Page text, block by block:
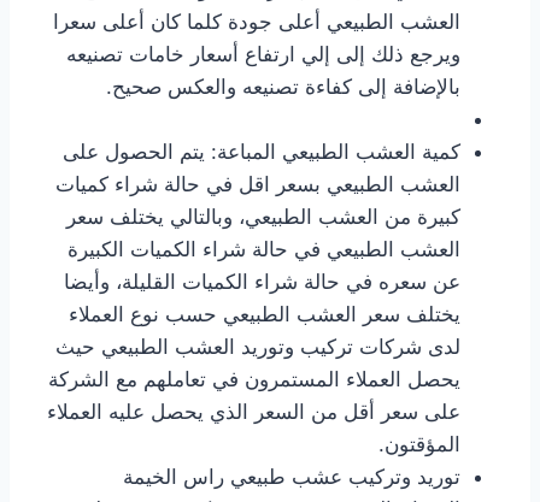
العشب الطبيعي أعلى جودة كلما كان أعلى سعرا
ويرجع ذلك إلى إلي ارتفاع أسعار خامات تصنيعه
بالإضافة إلى كفاءة تصنيعه والعكس صحيح.
كمية العشب الطبيعي المباعة: يتم الحصول على
العشب الطبيعي بسعر اقل في حالة شراء كميات
كبيرة من العشب الطبيعي، وبالتالي يختلف سعر
العشب الطبيعي في حالة شراء الكميات الكبيرة
عن سعره في حالة شراء الكميات القليلة، وأيضا
يختلف سعر العشب الطبيعي حسب نوع العملاء
لدى شركات تركيب وتوريد العشب الطبيعي حيث
يحصل العملاء المستمرون في تعاملهم مع الشركة
على سعر أقل من السعر الذي يحصل عليه العملاء
المؤقتون.
توريد وتركيب عشب طبيعي راس الخيمة